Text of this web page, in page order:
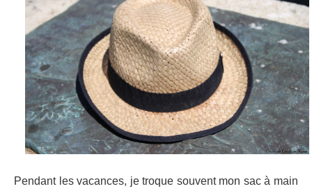
Pendant les vacances, je troque souvent mon sac à main